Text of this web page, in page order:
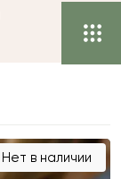
Нет в наличии